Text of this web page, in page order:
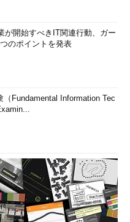
が開始すべきIT関連行動、ガー
のポイントを発表
（Fundamental Information Tec